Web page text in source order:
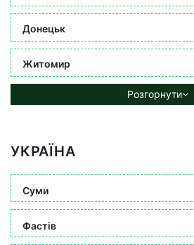
Донецьк
Житомир
Розгорнути
УКРАЇНА
Суми
Фастів